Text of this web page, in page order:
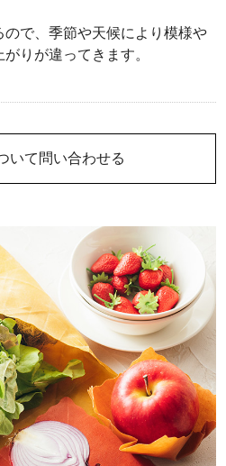
いて問い合わせる
で、季節や天候により模様や
りが違ってきます。